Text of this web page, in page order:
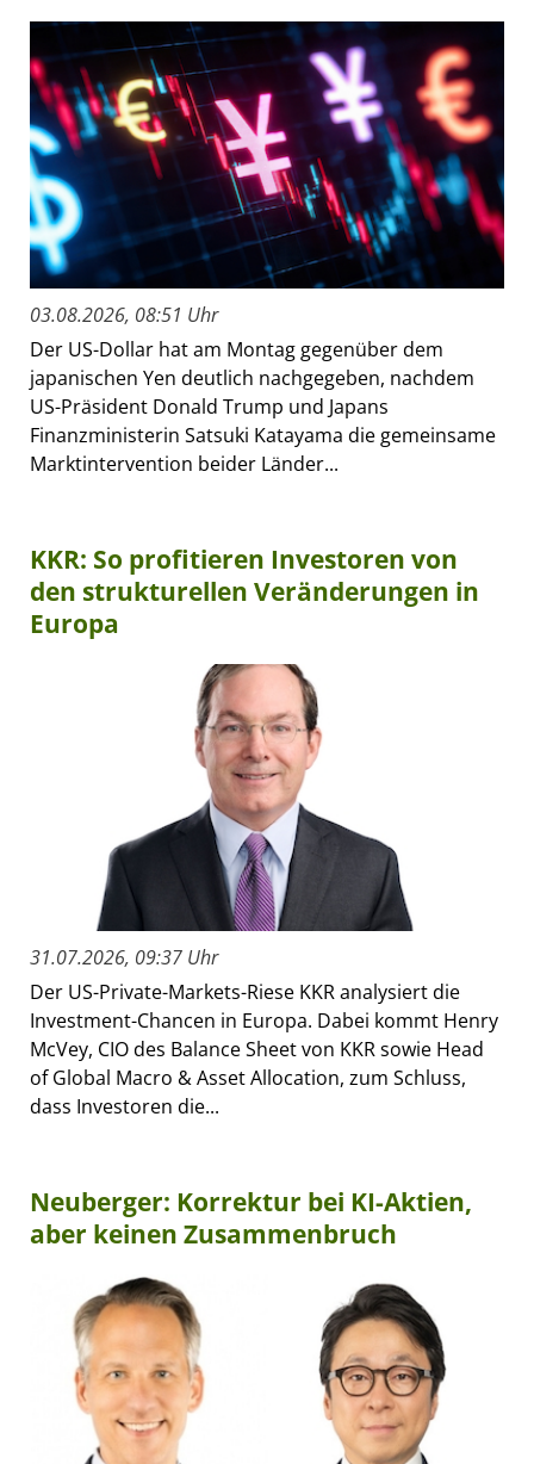
03.08.2026, 08:51 Uhr
Der US-Dollar hat am Montag gegenüber dem
japanischen Yen deutlich nachgegeben, nachdem
US-Präsident Donald Trump und Japans
Finanzministerin Satsuki Katayama die gemeinsame
Marktintervention beider Länder...
KKR: So profitieren Investoren von
den strukturellen Veränderungen in
Europa
31.07.2026, 09:37 Uhr
Der US-Private-Markets-Riese KKR analysiert die
Investment-Chancen in Europa. Dabei kommt Henry
McVey, CIO des Balance Sheet von KKR sowie Head
of Global Macro & Asset Allocation, zum Schluss,
dass Investoren die...
Neuberger: Korrektur bei KI-Aktien,
aber keinen Zusammenbruch